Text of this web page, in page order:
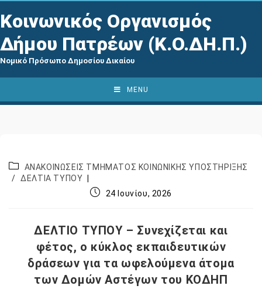
Κοινωνικός Οργανισμός
Δήμου Πατρέων (Κ.Ο.ΔΗ.Π.)
Νομικό Πρόσωπο Δημοσίου Δικαίου
MENU
ΑΝΑΚΟΙΝΩΣΕΙΣ ΤΜΗΜΑΤΟΣ ΚΟΙΝΩΝΙΚΗΣ ΥΠΟΣΤΗΡΙΞΗΣ
/ ΔΕΛΤΙΑ ΤΥΠΟΥ
24 Ιουνίου, 2026
ΔΕΛΤΙΟ ΤΥΠΟΥ – Συνεχίζεται και
φέτος, ο κύκλος εκπαιδευτικών
δράσεων για τα ωφελούμενα άτομα
των Δομών Αστέγων του ΚΟΔΗΠ